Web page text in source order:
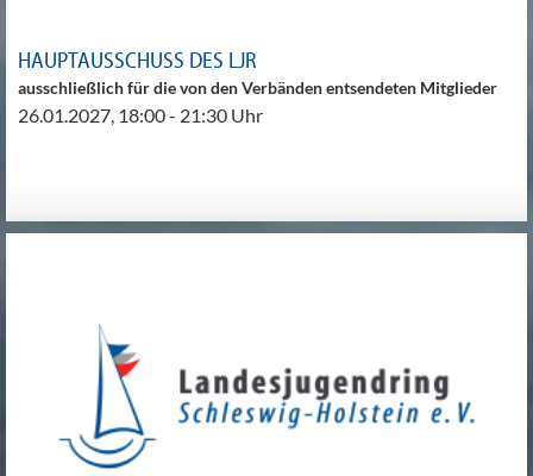
HAUPTAUSSCHUSS DES LJR
ausschließlich für die von den Verbänden entsendeten Mitglieder
26.01.2027, 18:00 - 21:30 Uhr